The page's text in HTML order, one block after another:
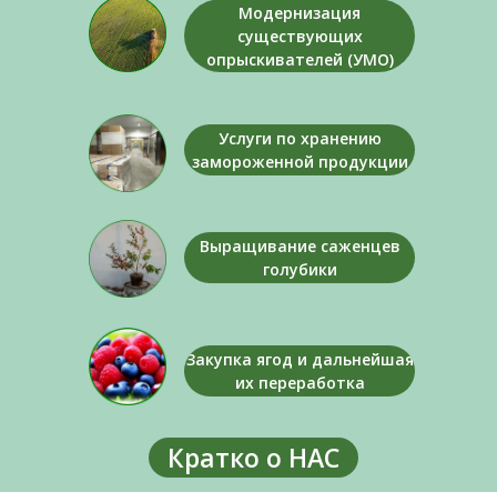
Кратко о НАС
Услуги по хранению
замороженной продукции
Выращивание саженцев
голубики
Закупка ягод и дальнейшая
их переработка
Модернизация
существующих
опрыскивателей (УМО)